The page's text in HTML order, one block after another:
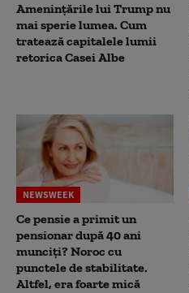
Amenințările lui Trump nu
mai sperie lumea. Cum
tratează capitalele lumii
retorica Casei Albe
NEWSWEEK
Ce pensie a primit un
pensionar după 40 ani
munciți? Noroc cu
punctele de stabilitate.
Altfel, era foarte mică